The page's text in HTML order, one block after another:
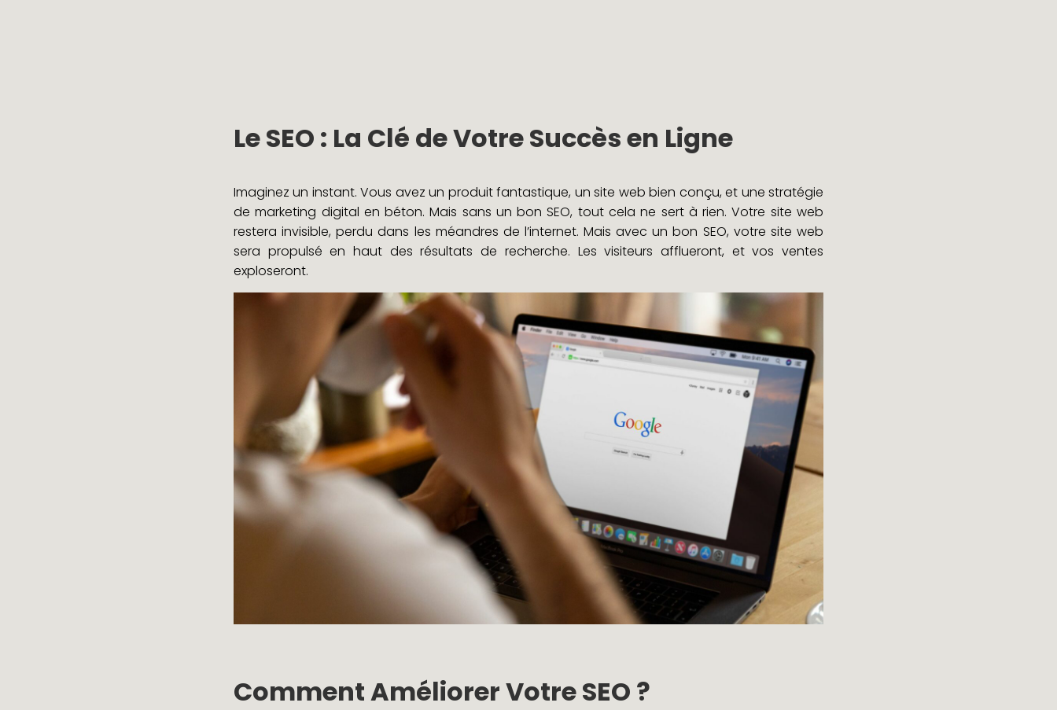
Le SEO : La Clé de Votre Succès en Ligne
Imaginez un instant. Vous avez un produit fantastique, un site web bien conçu, et une stratégie
de marketing digital en béton. Mais sans un bon SEO, tout cela ne sert à rien. Votre site web
restera invisible, perdu dans les méandres de l’internet. Mais avec un bon SEO, votre site web
sera propulsé en haut des résultats de recherche. Les visiteurs afflueront, et vos ventes
exploseront.
Comment Améliorer Votre SEO ?